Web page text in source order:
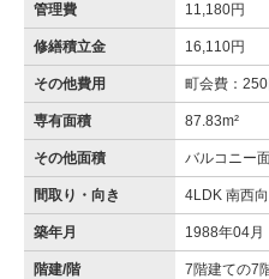
管理費 11,180円
修繕積立金 16,110円
その他費用 町会費：250
専有面積 87.83m²
その他面積 バルコニー
間取り・向き 4LDK 南西
築年月 1988年04月
階建/階 7階建ての7